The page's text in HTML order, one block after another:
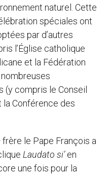
naturel. Cette
spéciales ont
par d’autres
l’Église catholique
et la Fédération
compris le Conseil
Conférence des
le Pape François a
Laudato si’en
une fois pour la